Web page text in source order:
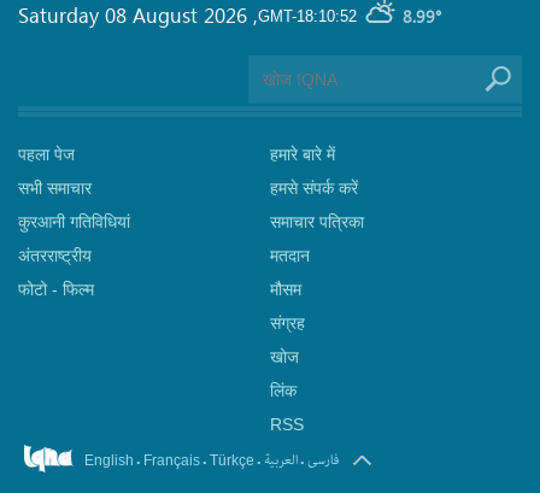
GMT-18:10:52 8.99°
Saturday 08 August 2026 ,
पहला पेज
सभी समाचार
कुरआनी गतिविधियां
अंतरराष्ट्रीय
फोटो - फिल्म
हमारे बारे में
हमसे संपर्क करें
समाचार पत्रिका
मतदान
मौसम
संग्रह
खोज
लिंक
RSS
English . Français. Türkçe . العربیة.فارسی